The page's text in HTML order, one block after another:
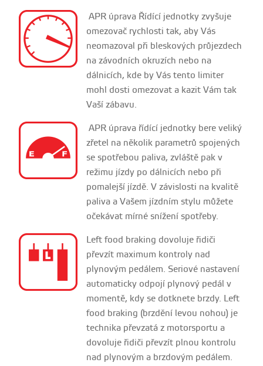
APR úprava Řídící jednotky zvyšuje
omezovač rychlosti tak, aby Vás
neomazoval při bleskových průjezdech
na závodních okruzích nebo na
dálnicích, kde by Vás tento limiter
mohl dosti omezovat a kazit Vám tak
Vaší zábavu.
APR úprava řídící jednotky bere veliký
zřetel na několik parametrů spojených
se spotřebou paliva, zvláště pak v
režimu jízdy po dálnicích nebo při
pomalejší jízdě. V závislosti na kvalitě
paliva a Vašem jízdním stylu můžete
očekávat mírné snížení spotřeby.
Left food braking dovoluje řidiči
převzít maximum kontroly nad
plynovým pedálem. Seriové nastavení
automaticky odpojí plynový pedál v
momentě, kdy se dotknete brzdy. Left
food braking (brzdění levou nohou) je
technika převzatá z motorsportu a
dovoluje řidiči převzít plnou kontrolu
nad plynovým a brzdovým pedálem.